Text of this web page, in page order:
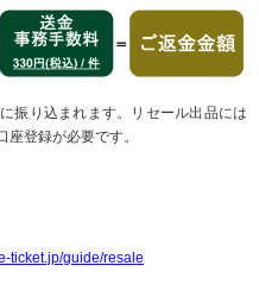
振り込まれます。リセール出品には
登録が必要です。
ticket.jp/guide/resale